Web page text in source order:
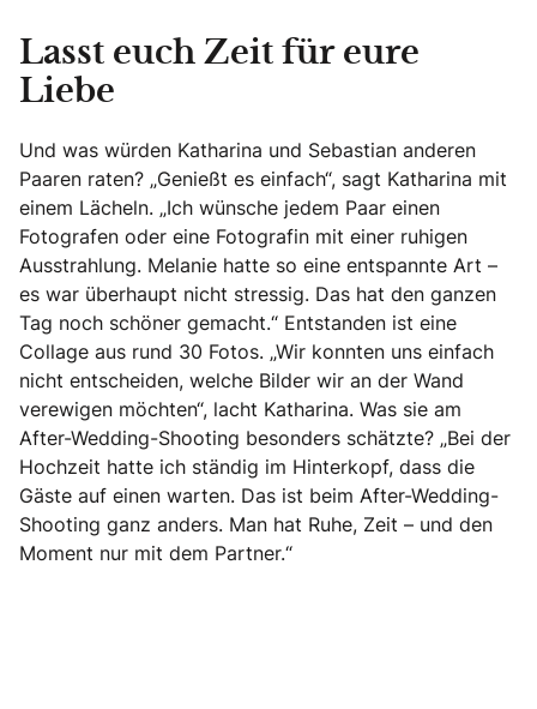
Lasst euch Zeit für eure
Liebe
Und was würden Katharina und Sebastian anderen
Paaren raten? „Genießt es einfach“, sagt Katharina mit
einem Lächeln. „Ich wünsche jedem Paar einen
Fotografen oder eine Fotografin mit einer ruhigen
Ausstrahlung. Melanie hatte so eine entspannte Art –
es war überhaupt nicht stressig. Das hat den ganzen
Tag noch schöner gemacht.“ Entstanden ist eine
Collage aus rund 30 Fotos. „Wir konnten uns einfach
nicht entscheiden, welche Bilder wir an der Wand
verewigen möchten“, lacht Katharina. Was sie am
After-Wedding-Shooting besonders schätzte? „Bei der
Hochzeit hatte ich ständig im Hinterkopf, dass die
Gäste auf einen warten. Das ist beim After-Wedding-
Shooting ganz anders. Man hat Ruhe, Zeit – und den
Moment nur mit dem Partner.“